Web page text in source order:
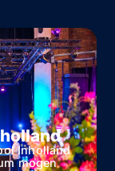
Inholland
mogen